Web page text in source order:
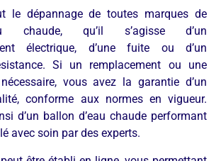
le dépannage de toutes marques de
chaude, qu’il s’agisse d’un
électrique, d’une fuite ou d’un
Si un remplacement ou une
vous avez la garantie d’un
conforme aux normes en vigueur.
d’un ballon d’eau chaude performant
avec soin par des experts.